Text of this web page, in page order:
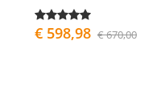
€ 598,98 € 670,00